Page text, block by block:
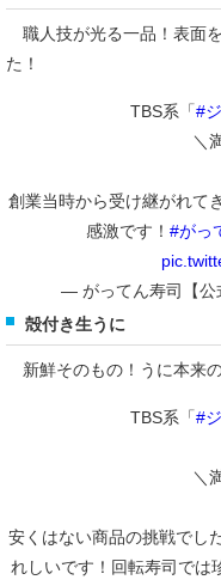
職人技が光る一品！表面
た！
TBS系「#
＼
創業当時から受け継がれて
感激です！ #がっ
— がってん寿司【公
殻付き生うに
新鮮そのもの！うに本来
TBS系「#
＼
安くはない商品の挑戦でし
れしいです！回転寿司では